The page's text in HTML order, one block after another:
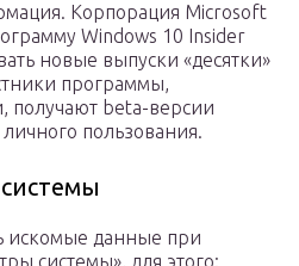
Корпорация Microsoft
Windows 10 Insider
новые выпуски «десятки»
программы,
beta-версии
пользования.
искомые данные при
системы», для этого: